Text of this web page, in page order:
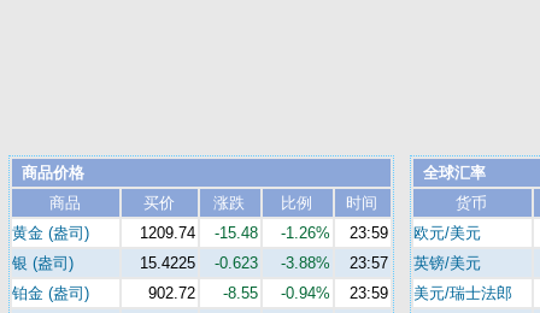
商品价格
商品
买价 涨跌 比例
时间
黄金 (盎司)
1209.74 -15.48 -1.26%
23:59
银 (盎司)
15.4225 -0.623 -3.88%
23:57
铂金 (盎司)
902.72 -8.55 -0.94%
23:59
全球汇率
货币
欧元/美元
英镑/美元
美元/瑞士法郎